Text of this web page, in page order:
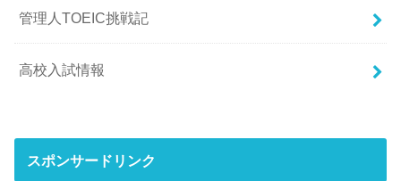
管理人TOEIC挑戦記
高校入試情報
スポンサードリンク